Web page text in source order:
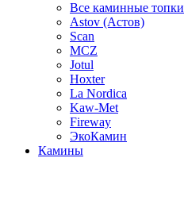
Все каминные топки
Astov (Астов)
Scan
MCZ
Jotul
Hoxter
La Nordica
Kaw-Met
Fireway
ЭкоКамин
Камины